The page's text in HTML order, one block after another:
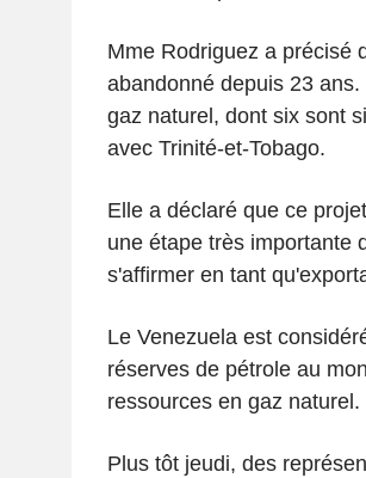
Mme Rodriguez a précisé
abandonné depuis 23
gaz naturel, dont six sont
avec Trinité-et-Tobago.
Elle a déclaré que ce
une étape très importante
s'affirmer en tant
Le Venezuela est
réserves de pétrole au
ressources en gaz naturel.
Plus tôt jeudi, des